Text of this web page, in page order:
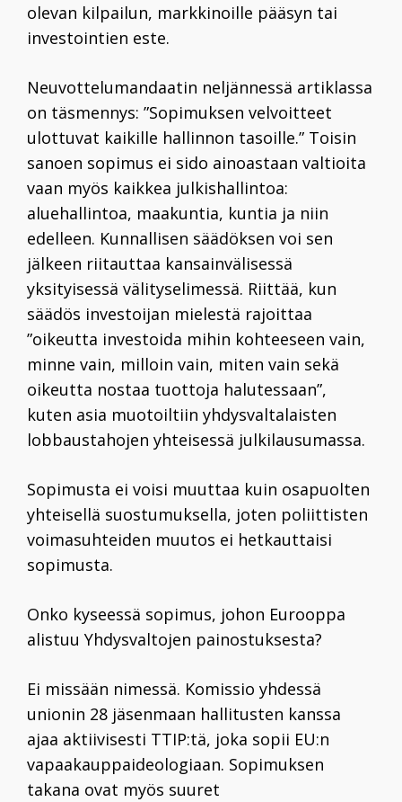
olevan kilpailun, markkinoille pääsyn tai
investointien este.
Neuvottelumandaatin neljännessä artiklassa
on täsmennys: ”Sopimuksen velvoitteet
ulottuvat kaikille hallinnon tasoille.” Toisin
sanoen sopimus ei sido ainoastaan valtioita
vaan myös kaikkea julkishallintoa:
aluehallintoa, maakuntia, kuntia ja niin
edelleen. Kunnallisen säädöksen voi sen
jälkeen riitauttaa kansainvälisessä
yksityisessä välityselimessä. Riittää, kun
säädös investoijan mielestä rajoittaa
”oikeutta investoida mihin kohteeseen vain,
minne vain, milloin vain, miten vain sekä
oikeutta nostaa tuottoja halutessaan”,
kuten asia muotoiltiin yhdysvaltalaisten
lobbaustahojen yhteisessä julkilausumassa.
Sopimusta ei voisi muuttaa kuin osapuolten
yhteisellä suostumuksella, joten poliittisten
voimasuhteiden muutos ei hetkauttaisi
sopimusta.
Onko kyseessä sopimus, johon Eurooppa
alistuu Yhdysvaltojen painostuksesta?
Ei missään nimessä. Komissio yhdessä
unionin 28 jäsenmaan hallitusten kanssa
ajaa aktiivisesti TTIP:tä, joka sopii EU:n
vapaakauppaideologiaan. Sopimuksen
takana ovat myös suuret